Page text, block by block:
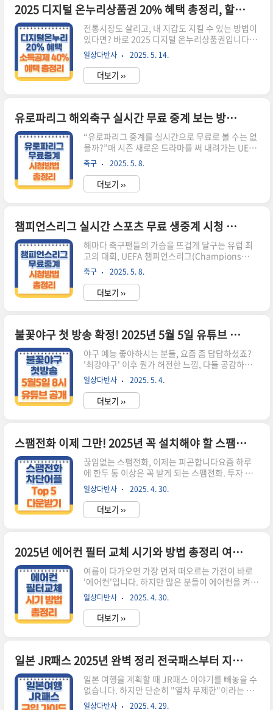
은 AI 기능이나 무거운 필터, 클라우드 연동 기능 등
으로 인해 사양도 높고 월정액 구독료까지 발생하
죠. 단순히 사진 보정이나 간단한 이미지 편집만 필
요한 분들에겐 너무 과한 선택일 수 있습니다. 나에
게 맞는, 가볍고 익숙한 포토샵이 필요하다면?컴퓨
터 사양이 낮아서 최신 포토샵이 버겁게 느껴지시
나요?예전 버전의 인..
2025 디지털 온누리상품권 20% 혜택 총정리, 할인 환급 소득공제까지!
전통시장도 살리고, 내 지갑도 지킬 수 있는 방법이
있다면? 바로 2025 디지털 온누리상품권입니다.
올해도 중소벤처기업부가 소비자와 소상공인을 동
시에 지원하기 위한 대규모 혜택 행사를 준비했습
니다. 지금부터 디지털 온누리상품권의 할인, 환급,
소득공제까지 총정리해드립니다. 전통시장은 왜
움을 겪고 있습니다. 경기침체 속 소상공인 매출은
줄고, 소비자들 역시 장보기 비용 부담이 커지고 있
는 상황입니다. 나도 돈 아끼고 싶고, 장보기도 제
대로 하고 싶다!물가가 오르고 장보기가 부담되는
요즘, 전통시장에서 할인된 가격으로 장을 보고, 환
급 혜택까지 받을 수 있다면 이보다 더 알뜰한 소비
는 없겠죠. 특히 연말정산에서 ..
일상다반사 2025. 5. 14.
더보기 ››
유로파리그 해외축구 실시간 무료 중계 보는 방법 총정리 2025 UEFA 중계 꿀팁
“유로파리그 중계를 실시간으로 무료로 볼 수는 없
을까?”매 시즌 새로운 드라마를 써 내려가는 UEFA
유로파리그(UEFA Europa League)는 챔피언스
리그 못지않은 인기를 자랑합니다.맨체스터 유나
이티드, 리버풀, AC 밀란, 세비야 등 유럽의 강호들
이 총출동하며, 매 경기 명승부가 펼쳐지죠. 하지만
무조건 유료 결제만이 답일까요?이번 포스팅에서
는 2025 유로파리그를 합법적으로, 실시간으로,
무료로 시청할 수 있는 방법을 총정리해드립니다.
유로파리그 실시간 중계, 왜 보기 어려울까?한국에
서는 대부분의 유럽 축구 중계권이 SPOTV 계열에
독점적으로 배정되어 있습니다.이로 인해 유로파
리그 경기를 보려면..
축구 2025. 5. 8.
더보기 ››
챔피언스리그 실시간 스포츠 무료 생중계 시청 방법 총정리
해마다 축구팬들의 가슴을 뜨겁게 달구는 유럽 최
고의 대회, UEFA 챔피언스리그(Champions
League).레알 마드리드, 바르셀로나, 맨시티 같은
명문 구단들이 정상을 놓고 벌이는 대결은 언제나
눈을 뗄 수 없습니다.하지만 국내 팬들 입장에서는
한 가지 난관이 있습니다. 바로 중계 시청의 벽. 매
매번 돈을 써야만 하는 건 아닙니다.오늘은 합법적
이면서도 안전하게 챔피언스리그를 무료로 시청할
수 있는 다섯 가지 방법을 알려드리겠습니다. 왜 챔
스 중계를 무료로 보기 어렵게 되었을까?챔피언스
리그는 전 세계적으로 중계권 가치가 매우 높은 스
포츠 콘텐츠입니다.한국에서는 SPOTV NOW와 같
은 유료 플랫폼이 ..
축구 2025. 5. 8.
더보기 ››
불꽃야구 첫 방송 확정! 2025년 5월 5일 유튜브 스튜디오C1 무료 공개
야구 예능 좋아하시는 분들, 요즘 좀 답답하셨죠?
'최강야구' 이후 뭔가 허전한 느낌, 다들 공감하실
거예요. 그런데 드디어 기다리던 소식이 들려왔습
니다! 장시원 PD가 이끄는 새로운 야구 예능, '불꽃
야구'가 오는 5월 5일, 유튜브에서 첫 방송을 시작
합니다.JTBC와의 여러 이슈로 마음고생도 많았겠
재미를 전해줄 거라니, 기대가 안 될 수 없죠. 불꽃
야구 첫 방송은 언제?방송일: 2025년 5월 5일 (월
요일)시간: 저녁 8시채널: 유튜브 Studio C1 공식
채널시청 요금: 무료불꽃야구 유튜브 채널 보러 가
기 TV 가입 안 해도, 유료 플랫폼 없어도 OK! 유튜
브만 있으면 바로 시청할 수 있으니, ..
일상다반사 2025. 5. 4.
더보기 ››
스팸전화 이제 그만! 2025년 꼭 설치해야 할 스팸전화 차단 어플 TOP 5
끊임없는 스팸전화, 이제는 피곤합니다요즘 하루
에 한두 통 이상은 꼭 받게 되는 스팸전화. 투자 권
유부터 보이스피싱까지, 그 형태도 다양해지고 수
법도 교묘해지고 있습니다. 단순한 홍보 전화를 넘
어서 사기 피해로 이어질 수 있는 상황까지, 이제 스
팸전화는 단순히 귀찮음을 넘어 실질적인 위협으로
도 또 다른 번호로 걸려오더라고요."이런 경험, 누
구나 한 번쯤 겪어보셨을 겁니다. 특히 스마트폰 사
용이 활발한 50대 이상 세대에서는 불필요한 전화
로 인한 스트레스가 더욱 큽니다. 하지만 다행히도,
이 문제를 해결할 수 있는 방법이 존재합니다. 스팸
전화 차단 어플이 당신의 휴대폰을 지켜줍니다스팸
전화 차단 어플은 전화 수..
일상다반사 2025. 4. 30.
더보기 ››
2025년 에어컨 필터 교체 시기와 방법 총정리 여름 전 필수 체크리스트
여름이 다가오면 가장 먼저 떠오르는 가전이 바로
'에어컨'입니다. 하지만 많은 분들이 에어컨을 켜기
전에 '에어컨 필터 점검'은 종종 잊곤 합니다. 필터
는 단순한 먼지 제거용 부품이 아니라, 냉방 효율과
실내 공기 질을 좌우하는 핵심 요소입니다.이번 글
에서는 2025년 기준 에어컨 필터를 언제, 어떻게
드시 끝까지 읽어보세요. “에어컨 냄새”, 그 원인은
대부분 필터 문제여름철 첫 가동 시 갑작스럽게 풍
기는 곰팡이 냄새, 사용 중 발생하는 먼지 냄새, 이
상한 바람 소음. 이 모든 증상은 에어컨 필터 오염
또는 노후화로 인해 발생할 수 있습니다.많은 사람
일상다반사 2025. 4. 30.
더보기 ››
일본 JR패스 2025년 완벽 정리 전국패스부터 지역별 추천 패스까지 총정리
일본 여행을 계획할 때 JR패스 이야기를 빼놓을 수
없습니다. 하지만 단순히 "열차 무제한"이라는 이
유만으로 구매했다가는, 비용 대비 효과를 제대로
일상다반사 2025. 4. 29.